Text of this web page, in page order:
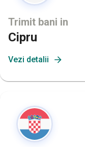
Trimit bani in
Cipru
Vezi detalii